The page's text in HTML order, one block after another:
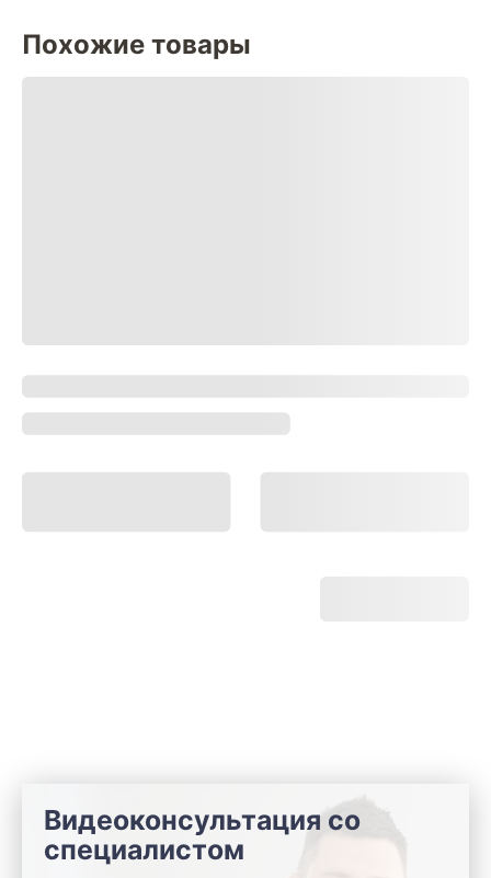
Похожие товары
Видеоконсультация со
специалистом